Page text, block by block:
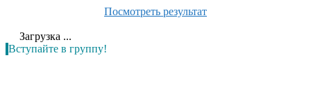
Посмотреть результат
Загрузка ...
Вступайте в группу!